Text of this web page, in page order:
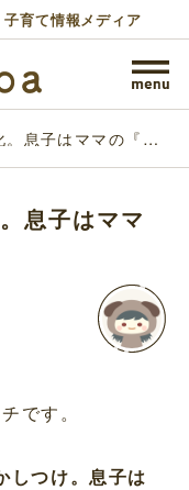
育て情報メディア
息子はママの『な
息子はママ
です。
しつけ。息子は